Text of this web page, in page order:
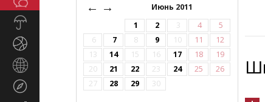
← Июнь 2011
→
1 2 3 4
5
6
7 8 9 10 11
12
13
14 15 16 17 18
19
20
21 22 23 24 25
26
27
28 29 30